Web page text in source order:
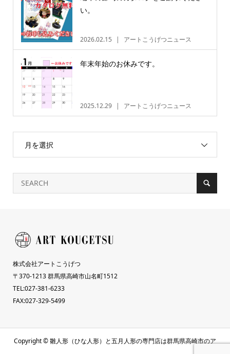
い。
2026.02.15 アートこうげつニュース
年末年始のお休みです。
2025.12.29 アートこうげつニュース
月を選択
株式会社アートこうげつ
〒370-1213 群馬県高崎市山名町1512
TEL:027-381-6233
FAX:027-329-5499
Copyright ©雛人形（ひな人形）と五月人形の専門店は群馬県高崎市のア